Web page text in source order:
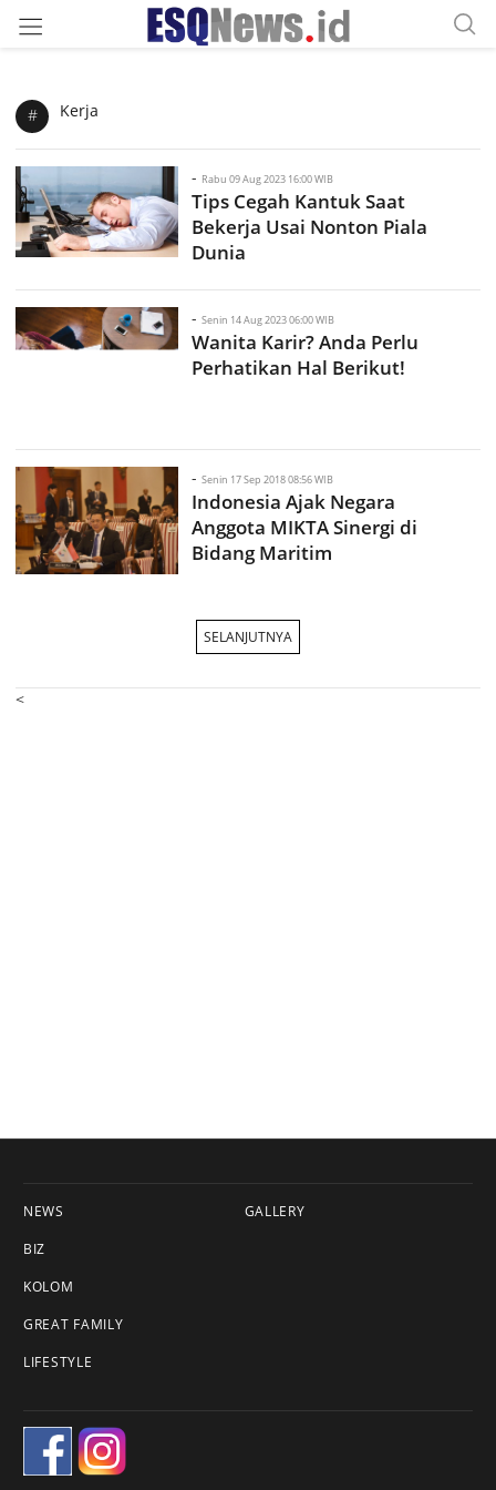
# Kerja
- Rabu 09 Aug 2023 16:00 WIB
Tips Cegah Kantuk Saat
Bekerja Usai Nonton Piala
Dunia
- Senin 14 Aug 2023 06:00 WIB
Wanita Karir? Anda Perlu
Perhatikan Hal Berikut!
- Senin 17 Sep 2018 08:56 WIB
Indonesia Ajak Negara
Anggota MIKTA Sinergi di
Bidang Maritim
SELANJUTNYA
<
NEWS
BIZ
KOLOM
GREAT FAMILY
LIFESTYLE
GALLERY